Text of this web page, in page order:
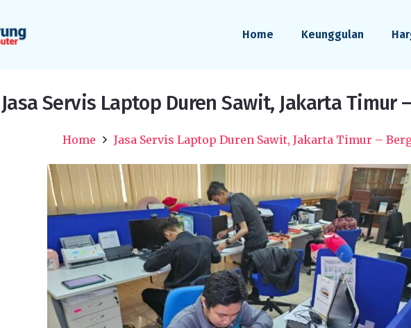
Home Keunggulan
Jasa Servis Laptop Duren Sawit, Jakarta Timur
Home Jasa Servis Laptop Duren Sawit, Jakarta Timur –